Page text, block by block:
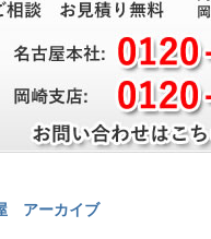
アーカイブ